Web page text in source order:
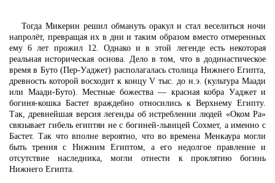
Тогда Микерин решил обмануть оракул и стал веселиться ночи
напролёт, превращая их в дни и таким образом вместо отмеренных
ему 6 лет прожил 12. Однако и в этой легенде есть некоторая
реальная историческая основа. Дело в том, что в додинастическое
время в Буто (Пер-Уаджет) располагалась столица Нижнего Египта,
древность которой восходит к концу V тыс. до н.э. (культура Маади
или Маади-Буто). Местные божества — красная кобра Уаджет и
богиня-кошка Бастет враждебно относились к Верхнему Египту.
Так, древнейшая версия легенды об истреблении людей «Оком Ра»
связывает гибель египтян не с богиней-львицей Сохмет, а именно с
Бастет. Так что вполне вероятно, что во времена Менкаура могли
быть трения с Нижним Египтом, а его недолгое правление и
отсутствие наследника, могли отнести к проклятию богинь
Нижнего Египта.